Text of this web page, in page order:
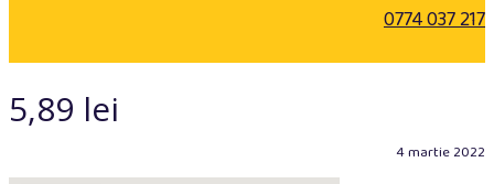
0774 037 217
5,89 lei
4 martie 2022